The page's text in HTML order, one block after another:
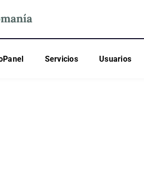
Servicios Usuarios